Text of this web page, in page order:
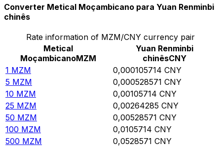
Converter Metical Moçambicano para Yuan Renminbi
chinês
Rate information of MZM/CNY currency pair
Metical
MoçambicanoMZM
Yuan Renminbi
chinêsCNY
1 MZM 0,000105714 CNY
5 MZM 0,000528571 CNY
10 MZM 0,00105714 CNY
25 MZM 0,00264285 CNY
50 MZM 0,00528571 CNY
100 MZM 0,0105714 CNY
500 MZM 0,0528571 CNY